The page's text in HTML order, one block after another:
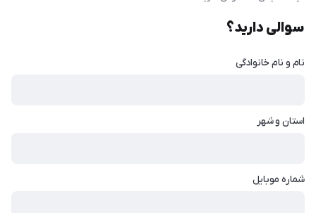
سوالی دارید؟
نام و نام خانوادگی
استان و شهر
شماره موبایل